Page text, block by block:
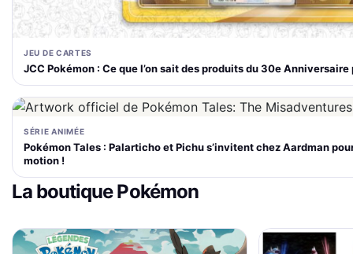
JEU DE CARTES
JCC Pokémon : Ce que l’on sait des produits du 30e
SÉRIE ANIMÉE
Pokémon Tales : Palarticho et Pichu s’invitent chez Aardman
motion !
La boutique Pokémon